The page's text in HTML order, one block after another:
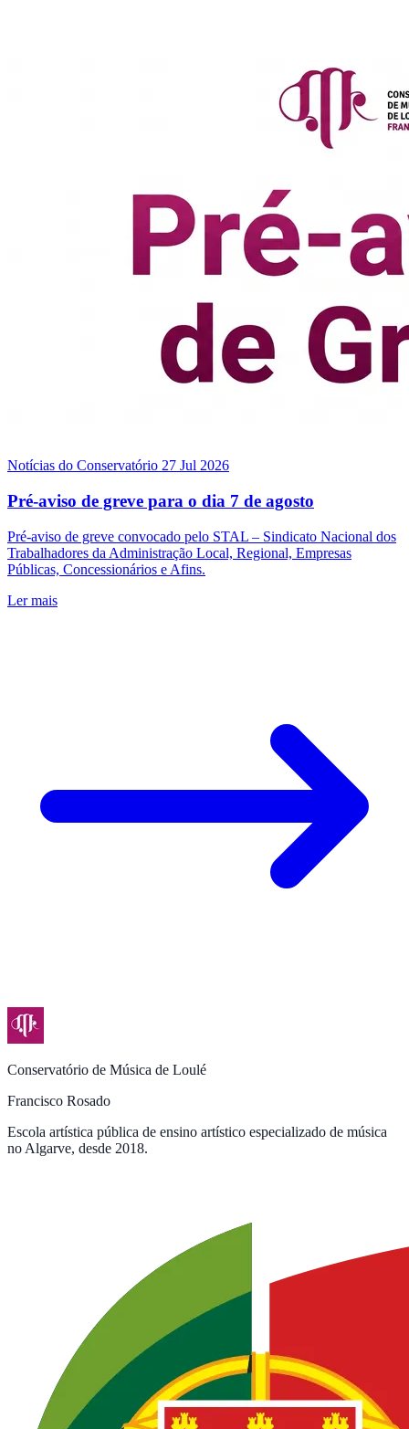
Notícias do Conservatório 27 Jul 2026
Pré-aviso de greve para o dia 7 de agosto
Pré-aviso de greve convocado pelo STAL – Sindicato Nacional dos
Trabalhadores da Administração Local, Regional, Empresas
Públicas, Concessionários e Afins.
Ler mais
Conservatório de Música de Loulé
Francisco Rosado
Escola artística pública de ensino artístico especializado de música
no Algarve, desde 2018.